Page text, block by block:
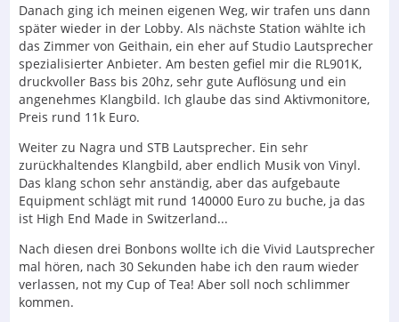
Danach ging ich meinen eigenen Weg, wir trafen uns dann
später wieder in der Lobby. Als nächste Station wählte ich
das Zimmer von Geithain, ein eher auf Studio Lautsprecher
spezialisierter Anbieter. Am besten gefiel mir die RL901K,
druckvoller Bass bis 20hz, sehr gute Auflösung und ein
angenehmes Klangbild. Ich glaube das sind Aktivmonitore,
Preis rund 11k Euro.
Weiter zu Nagra und STB Lautsprecher. Ein sehr
zurückhaltendes Klangbild, aber endlich Musik von Vinyl.
Das klang schon sehr anständig, aber das aufgebaute
Equipment schlägt mit rund 140000 Euro zu buche, ja das
ist High End Made in Switzerland...
Nach diesen drei Bonbons wollte ich die Vivid Lautsprecher
mal hören, nach 30 Sekunden habe ich den raum wieder
verlassen, not my Cup of Tea! Aber soll noch schlimmer
kommen.